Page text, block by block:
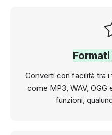
Converti con facilità tra
come MP3, WAV, OGG
funzioni,